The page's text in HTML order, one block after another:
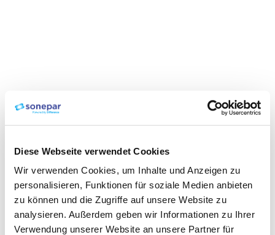
Diese Webseite verwendet Cookies
Wir verwenden Cookies, um Inhalte und Anzeigen zu
personalisieren, Funktionen für soziale Medien anbieten
zu können und die Zugriffe auf unsere Website zu
analysieren. Außerdem geben wir Informationen zu Ihrer
Verwendung unserer Website an unsere Partner für